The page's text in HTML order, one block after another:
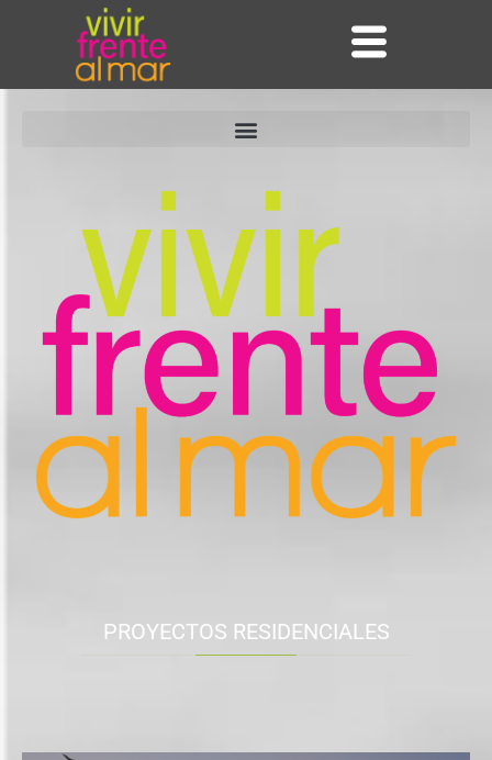
PROYECTOS RESIDENCIALES